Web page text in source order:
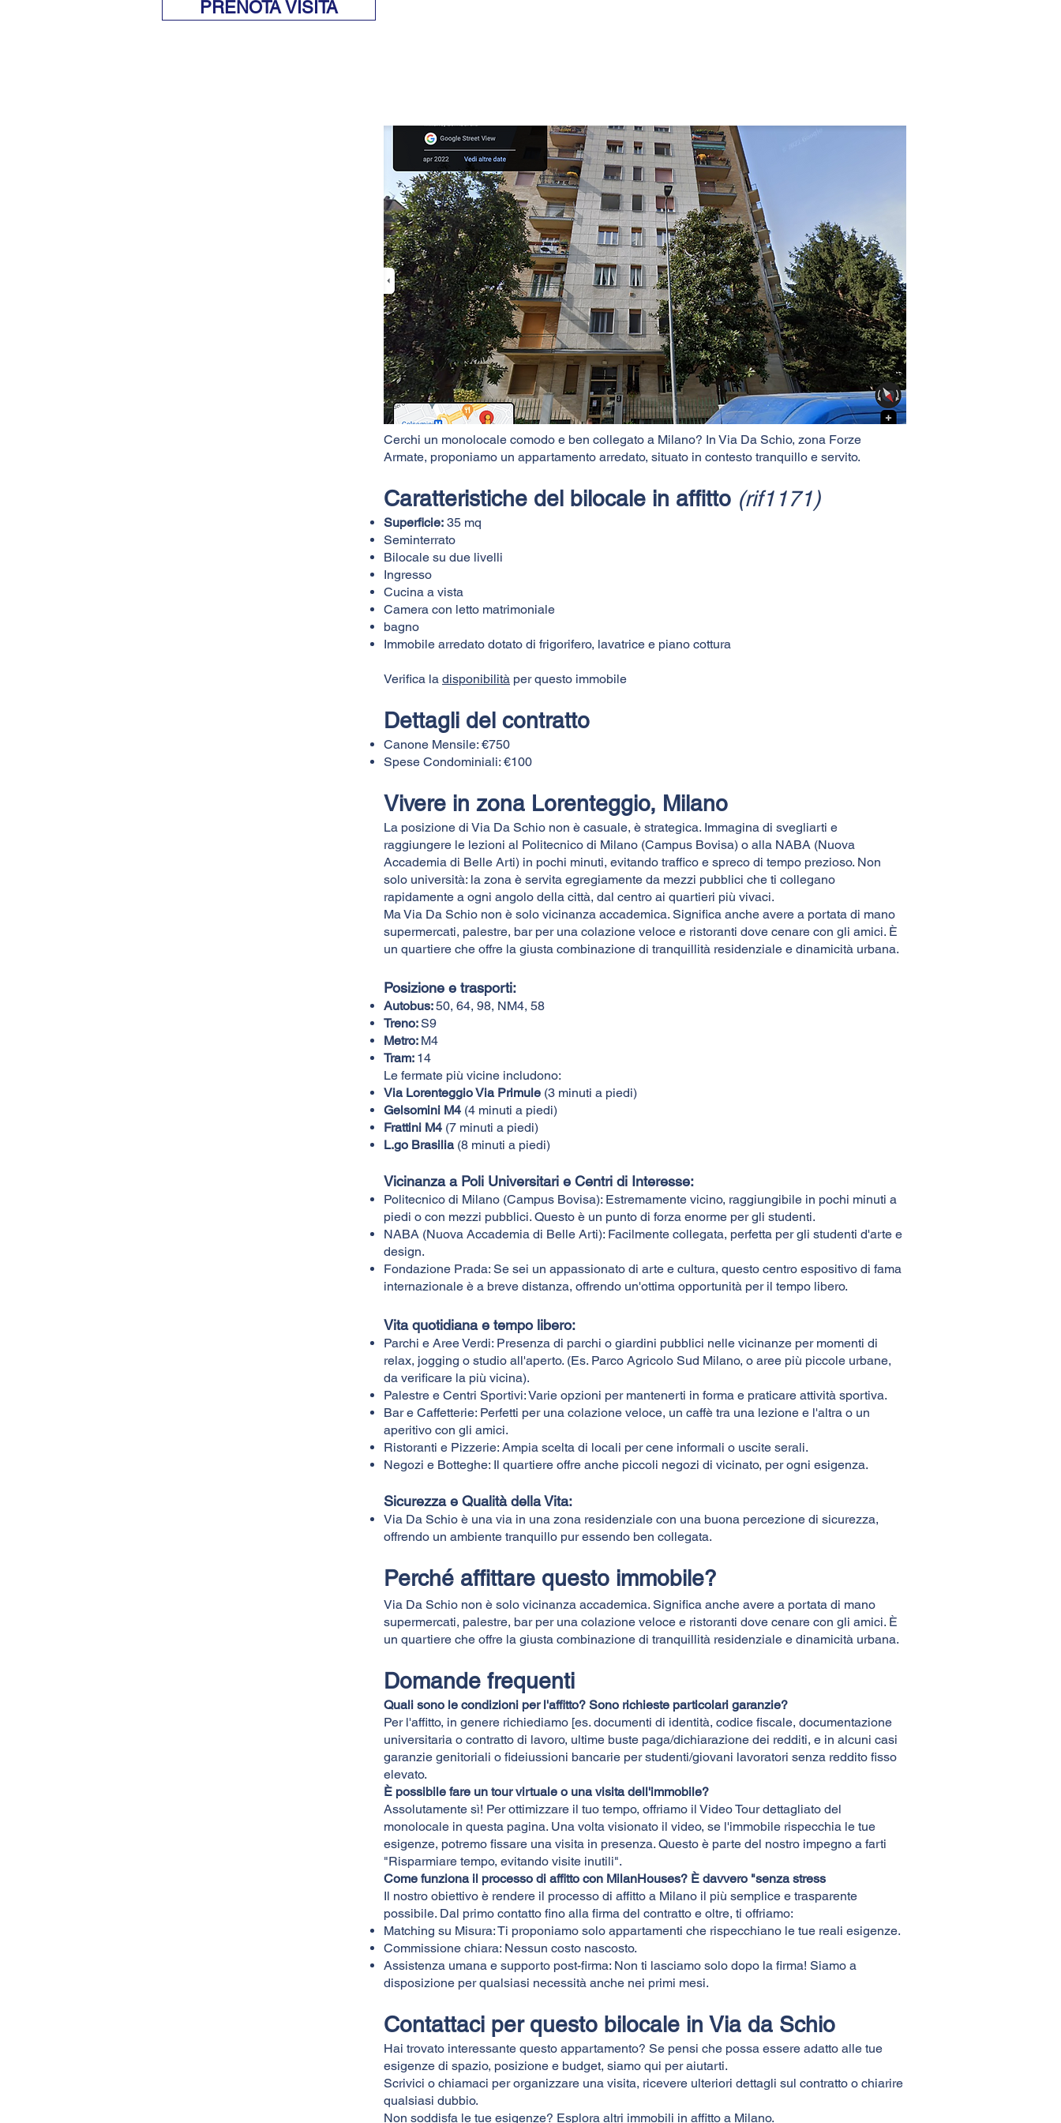
PRENOTA VISITA
Cerchi un monolocale comodo e ben collegato a Milano? In Via Da Schio, zona Forze
Armate, proponiamo un appartamento arredato, situato in contesto tranquillo e servito.
Caratteristiche del bilocale in affitto (rif1171)
Superficie: 35 mq
Seminterrato
Bilocale su due livelli
Ingresso
Cucina a vista
Camera con letto matrimoniale
bagno
Immobile arredato dotato di frigorifero, lavatrice e piano cottura
Verifica la disponibilità per questo immobile
Dettagli del contratto
Canone Mensile: €750
Spese Condominiali: €100
Vivere in zona Lorenteggio, Milano
La posizione di Via Da Schio non è casuale, è strategica. Immagina di svegliarti e
raggiungere le lezioni al Politecnico di Milano (Campus Bovisa) o alla NABA (Nuova
Accademia di Belle Arti) in pochi minuti, evitando traffico e spreco di tempo prezioso. Non
solo università: la zona è servita egregiamente da mezzi pubblici che ti collegano
rapidamente a ogni angolo della città, dal centro ai quartieri più vivaci.
Ma Via Da Schio non è solo vicinanza accademica. Significa anche avere a portata di mano
supermercati, palestre, bar per una colazione veloce e ristoranti dove cenare con gli amici. È
un quartiere che offre la giusta combinazione di tranquillità residenziale e dinamicità urbana.
Posizione e trasporti:​
Autobus:50, 64, 98, NM4, 58
Treno:S9
Metro: M4
Tram: 14
Le fermate più vicine includono:
Via Lorenteggio Via Primule (3 minuti a piedi)
Gelsomini M4 (4 minuti a piedi)
Frattini M4 (7 minuti a piedi)
L.go Brasilia (8 minuti a piedi)
Vicinanza a Poli Universitari e Centri di Interesse:
Politecnico di Milano (Campus Bovisa): Estremamente vicino, raggiungibile in pochi minuti a
piedi o con mezzi pubblici. Questo è un punto di forza enorme per gli studenti.
NABA (Nuova Accademia di Belle Arti): Facilmente collegata, perfetta per gli studenti d'arte e
design.
Fondazione Prada: Se sei un appassionato di arte e cultura, questo centro espositivo di fama
internazionale è a breve distanza, offrendo un'ottima opportunità per il tempo libero.
Vita quotidiana e tempo libero:
Parchi e Aree Verdi: Presenza di parchi o giardini pubblici nelle vicinanze per momenti di
relax, jogging o studio all'aperto. (Es. Parco Agricolo Sud Milano, o aree più piccole urbane,
da verificare la più vicina).
Palestre e Centri Sportivi: Varie opzioni per mantenerti in forma e praticare attività sportiva.
Bar e Caffetterie: Perfetti per una colazione veloce, un caffè tra una lezione e l'altra o un
aperitivo con gli amici.
Ristoranti e Pizzerie: Ampia scelta di locali per cene informali o uscite serali.
Negozi e Botteghe: Il quartiere offre anche piccoli negozi di vicinato, per ogni esigenza.
Sicurezza e Qualità della Vita:
Via Da Schio è una via in una zona residenziale con una buona percezione di sicurezza,
offrendo un ambiente tranquillo pur essendo ben collegata.
Perché affittare questo immobile?
Via Da Schio non è solo vicinanza accademica. Significa anche avere a portata di mano
supermercati, palestre, bar per una colazione veloce e ristoranti dove cenare con gli amici. È
un quartiere che offre la giusta combinazione di tranquillità residenziale e dinamicità urbana.​
Domande frequenti
Quali sono le condizioni per l'affitto? Sono richieste particolari garanzie?
Per l'affitto, in genere richiediamo [es. documenti di identità, codice fiscale, documentazione
universitaria o contratto di lavoro, ultime buste paga/dichiarazione dei redditi, e in alcuni casi
garanzie genitoriali o fideiussioni bancarie per studenti/giovani lavoratori senza reddito fisso
elevato.
È possibile fare un tour virtuale o una visita dell'immobile?
Assolutamente sì! Per ottimizzare il tuo tempo, offriamo il Video Tour dettagliato del
monolocale in questa pagina. Una volta visionato il video, se l'immobile rispecchia le tue
esigenze, potremo fissare una visita in presenza. Questo è parte del nostro impegno a farti
"Risparmiare tempo, evitando visite inutili".
Come funziona il processo di affitto con MilanHouses? È davvero "senza stress
Il nostro obiettivo è rendere il processo di affitto a Milano il più semplice e trasparente
possibile. Dal primo contatto fino alla firma del contratto e oltre, ti offriamo:
Matching su Misura: Ti proponiamo solo appartamenti che rispecchiano le tue reali esigenze.
Commissione chiara: Nessun costo nascosto.
Assistenza umana e supporto post-firma: Non ti lasciamo solo dopo la firma! Siamo a
disposizione per qualsiasi necessità anche nei primi mesi.
Contattaci per questo bilocale in Via da Schio
Hai trovato interessante questo appartamento? Se pensi che possa essere adatto alle tue
esigenze di spazio, posizione e budget, siamo qui per aiutarti.
Scrivici o chiamaci per organizzare una visita, ricevere ulteriori dettagli sul contratto o chiarire
qualsiasi dubbio.
Non soddisfa le tue esigenze? Esplora altri immobili in affitto a Milano.​